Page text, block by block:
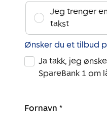
Jeg trenger
takst
Ønsker du et tilbud
Ja takk, jeg
SpareBank 1 om
Fornavn *